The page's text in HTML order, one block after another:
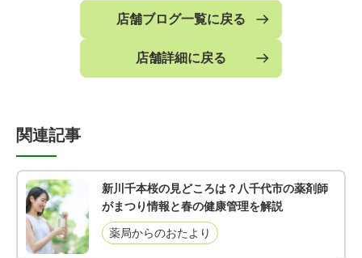
店舗ブログ一覧に戻る
店舗詳細に戻る
関連記事
新川千本桜の見どころは？八千代市の薬剤師
がまつり情報と春の健康管理を解説
薬局からのおたより